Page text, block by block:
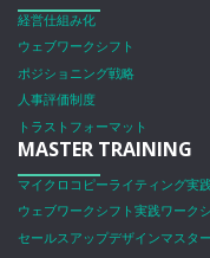
経営仕組み化
ウェブワークシフト
ポジショニング戦略
人事評価制度
トラストフォーマット
MASTER TRAINING
マイクロコピーライティング実
ウェブワークシフト実践ワーク
セールスアップデザインマスタ